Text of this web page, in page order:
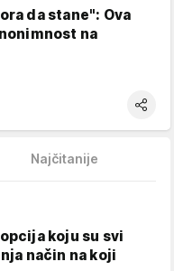
da stane": Ova
na
Najčitanije
koju su svi
način na koji